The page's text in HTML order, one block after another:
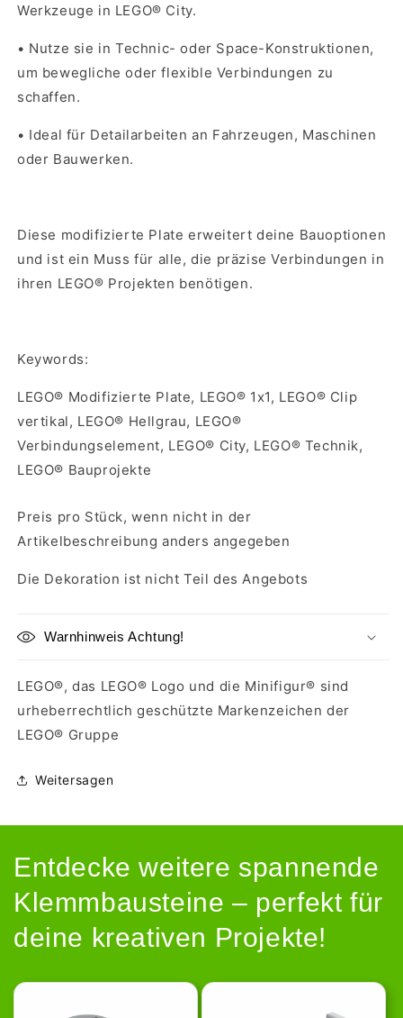
Werkzeuge in LEGO® City.
• Nutze sie in Technic- oder Space-Konstruktionen,
um bewegliche oder flexible Verbindungen zu
schaffen.
• Ideal für Detailarbeiten an Fahrzeugen, Maschinen
oder Bauwerken.
Diese modifizierte Plate erweitert deine Bauoptionen
und ist ein Muss für alle, die präzise Verbindungen in
ihren LEGO® Projekten benötigen.
Keywords:
LEGO® Modifizierte Plate, LEGO® 1x1, LEGO® Clip
vertikal, LEGO® Hellgrau, LEGO®
Verbindungselement, LEGO® City, LEGO® Technik,
LEGO® Bauprojekte
Preis pro Stück, wenn nicht in der
Artikelbeschreibung anders angegeben
Die Dekoration ist nicht Teil des Angebots
Warnhinweis Achtung!
LEGO®, das LEGO® Logo und die Minifigur® sind
urheberrechtlich geschützte Markenzeichen der
LEGO® Gruppe
Weitersagen
Entdecke weitere spannende
Klemmbausteine – perfekt für
deine kreativen Projekte!